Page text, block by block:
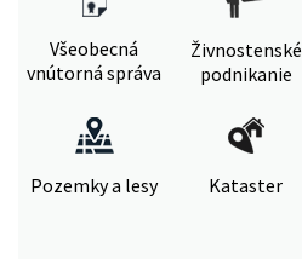
Všeobecná
vnútorná správa
Živnostenské
podnikanie
Pozemky a lesy Kataster